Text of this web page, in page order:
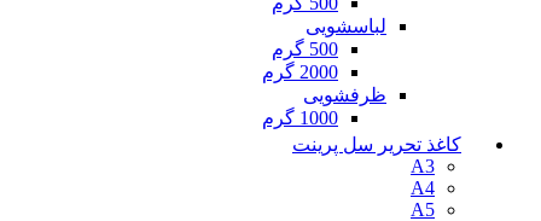
لباسشویی
500 گرم
2000 گرم
ظرفشویی
1000 گرم
کاغذ تحریر سل پرینت
A3
A4
A5